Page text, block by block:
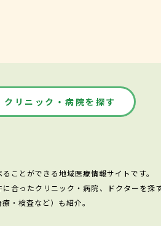
クリニック・病院を探す
ことができる地域医療情報サイトです。
合ったクリニック・病院、ドクターを探
・検査など）も紹介。